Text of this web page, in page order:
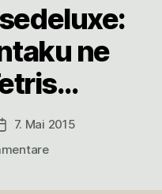
ne
7. Mai 2015
zu